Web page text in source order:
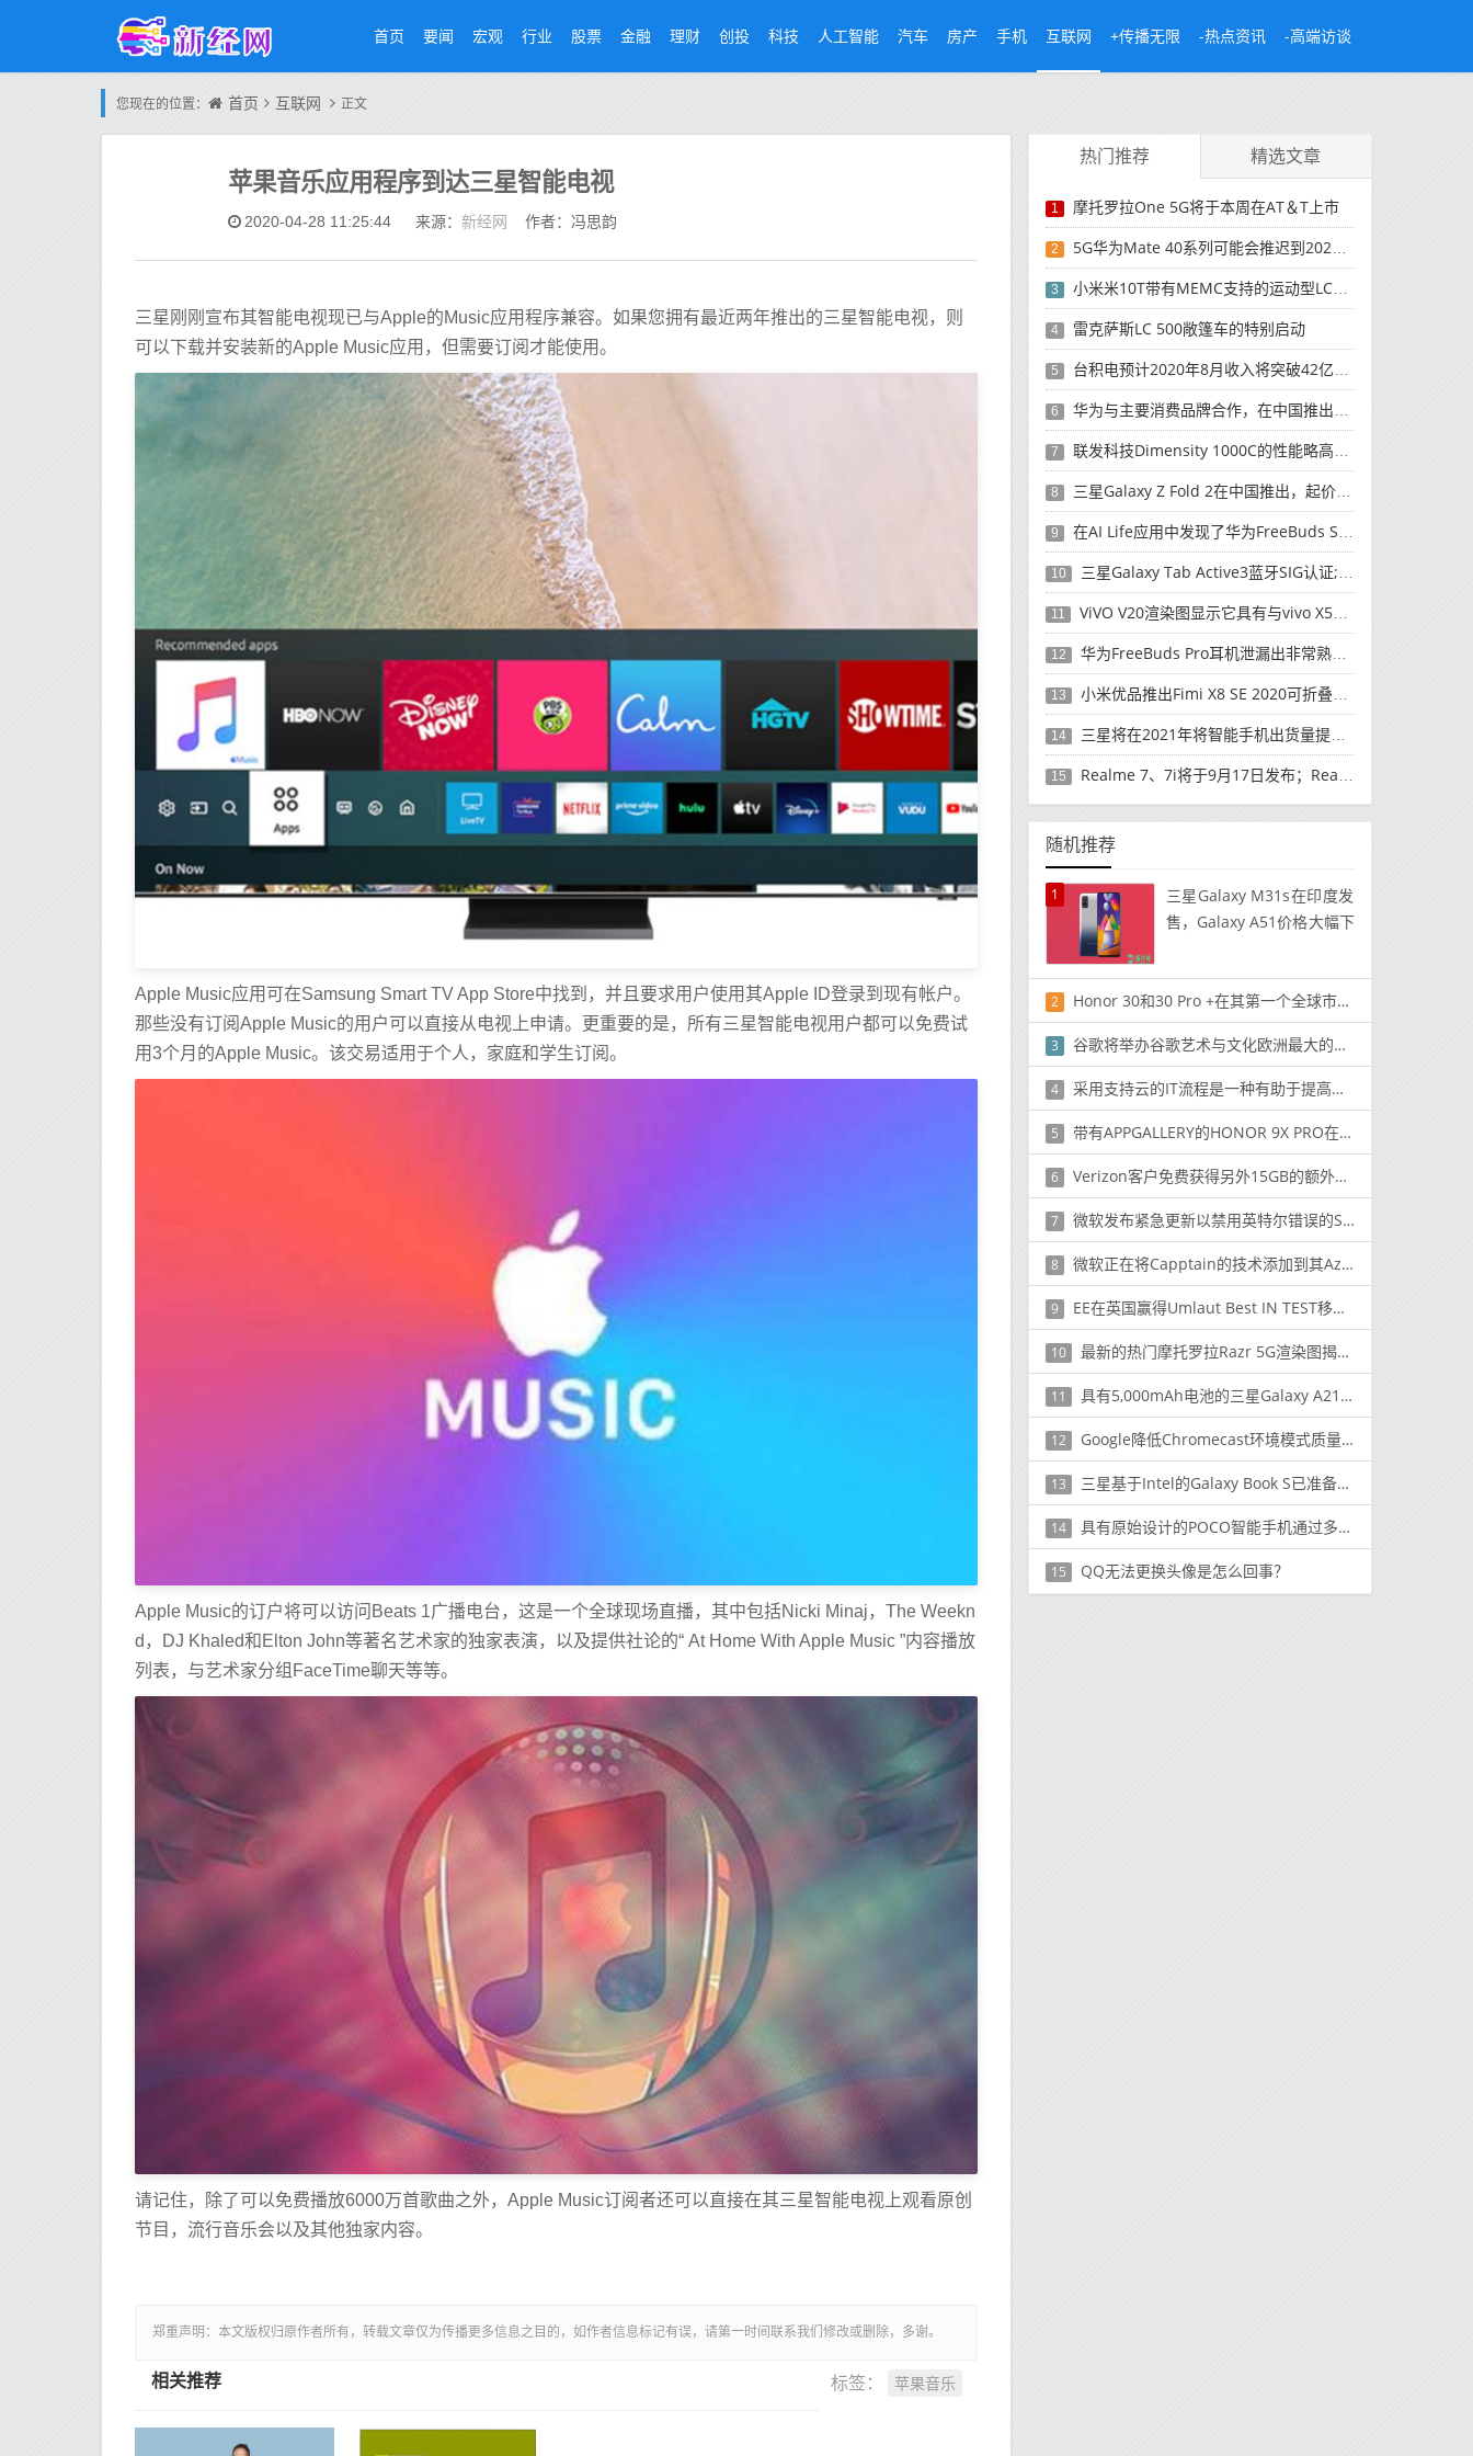
首页 要闻 宏观 行业 股票 金融 理财 创投 科技 人工智能 汽车 房产 手机 互联网 +传播无限 -热点资讯 -高端访谈
您现在的位置： 首页 互联网 正文
苹果音乐应用程序到达三星智能电视
2020-04-28 11:25:44 来源： 新经网 作者：冯思韵
三星刚刚宣布其智能电视现已与Apple的Music应用程序兼容。如果您拥有最近两年推出的三星智能电视，则
可以下载并安装新的Apple Music应用，但需要订阅才能使用。
Apple Music应用可在Samsung Smart TV App Store中找到，并且要求用户使用其Apple ID登录到现有帐户。
那些没有订阅Apple Music的用户可以直接从电视上申请。更重要的是，所有三星智能电视用户都可以免费试
用3个月的Apple Music。该交易适用于个人，家庭和学生订阅。
Apple Music的订户将可以访问Beats 1广播电台，这是一个全球现场直播，其中包括Nicki Minaj，The Weekn
d，DJ Khaled和Elton John等著名艺术家的独家表演，以及提供社论的“ At Home With Apple Music ”内容播放
列表，与艺术家分组FaceTime聊天等等。
请记住，除了可以免费播放6000万首歌曲之外，Apple Music订阅者还可以直接在其三星智能电视上观看原创
节目，流行音乐会以及其他独家内容。
郑重声明：本文版权归原作者所有，转载文章仅为传播更多信息之目的，如作者信息标记有误，请第一时间联系我们修改或删除，多谢。
标签： 苹果音乐
相关推荐
热门推荐 精选文章
1 摩托罗拉One 5G将于本周在AT＆T上市
2 5G华为Mate 40系列可能会推迟到2021年
3 小米米10T带有MEMC支持的运动型LCD屏幕
4 雷克萨斯LC 500敞篷车的特别启动
5 台积电预计2020年8月收入将突破42亿美元，创历史新高
6 华为与主要消费品牌合作，在中国推出采用HarmonyOS 2.0的智能家居产品
7 联发科技Dimensity 1000C的性能略高于Snapdragon 765G
8 三星Galaxy Z Fold 2在中国推出，起价为16,999元
9 在AI Life应用中发现了华为FreeBuds Studio耳机
10 三星Galaxy Tab Active3蓝牙SIG认证; 发布可能快要结束了
11 ViVO V20渲染图显示它具有与vivo X50 Pro类似的后部设计
12 华为FreeBuds Pro耳机泄漏出非常熟悉的设计
13 小米优品推出Fimi X8 SE 2020可折叠无人机
14 三星将在2021年将智能手机出货量提高至3亿部
15 Realme 7、7i将于9月17日发布；Realme 7i的完整规格并导致泄漏
随机推荐
1
三星Galaxy M31s在印度发
售，Galaxy A51价格大幅下
2 Honor 30和30 Pro +在其第一个全球市场中推出-俄罗斯
3 谷歌将举办谷歌艺术与文化欧洲最大的狂欢节
4 采用支持云的IT流程是一种有助于提高工作安全性的方法
5 带有APPGALLERY的HONOR 9X PRO在印度首次亮相
6 Verizon客户免费获得另外15GB的额外数据
7 微软发布紧急更新以禁用英特尔错误的Spectre补丁
8 微软正在将Capptain的技术添加到其Azure云服务套件中
9 EE在英国赢得Umlaut Best IN TEST移动基准测试奖
10 最新的热门摩托罗拉Razr 5G渲染图揭示了两个先前未知的事物
11 具有5,000mAh电池的三星Galaxy A21s即将在印度推出
12 Google降低Chromecast环境模式质量以压缩带宽
13 三星基于Intel的Galaxy Book S已准备就绪
14 具有原始设计的POCO智能手机通过多个认证机构
15 QQ无法更换头像是怎么回事？